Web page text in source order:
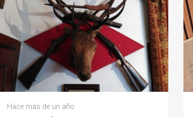
Luis Antonio G.
Hace más de un año